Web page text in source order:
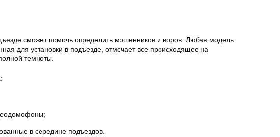
сможет помочь определить мошенников и воров. Любая модель
для установки в подъезде, отмечает все происходящее на
темноты.
в середине подъездов.